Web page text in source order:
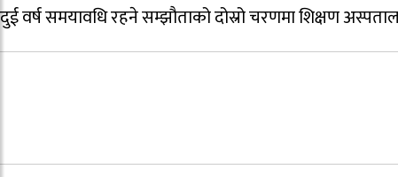
दुई वर्ष समयावधि रहने सम्झौताको दोस्रो चरणमा शिक्षण